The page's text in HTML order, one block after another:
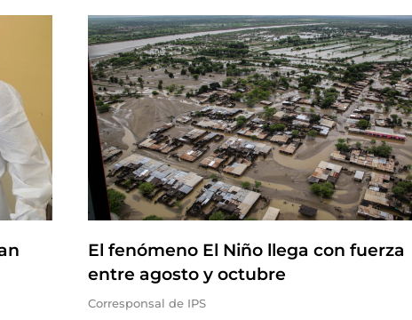
El fenómeno El Niño llega con fuerza
entre agosto y octubre
Corresponsal de IPS